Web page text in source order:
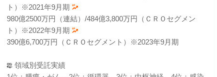
ト）※2021年9月期
980億2500万円（連結）/484億3,800万円（ＣＲＯセグメン
ト）※2022年9月期
390億6,700万円（ＣＲＯセグメント）※2023年9月期
領域別受託実績